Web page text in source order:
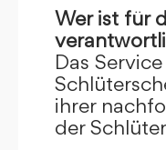
Wer ist für
Das
ihrer
der